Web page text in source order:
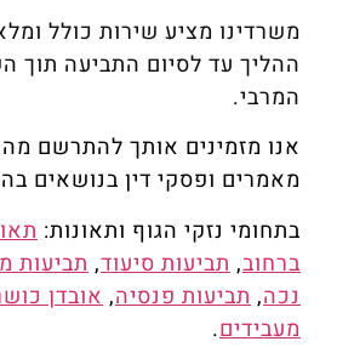
משרדינו מציע שירות כולל
ההליך עד לסיום התביעה תוך
המרבי.
אנו מזמינים אותך להתרשם
מאמרים ופסקי דין בנושאים
בתחומי נזקי הגוף ותאונות:
ברחוב,תביעות סיעוד,תביעות
נכה,תביעות פנסיה,אובדן
מעבידים.